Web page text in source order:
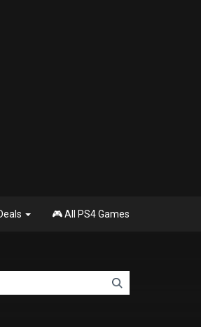
🎮 All PS4 Games